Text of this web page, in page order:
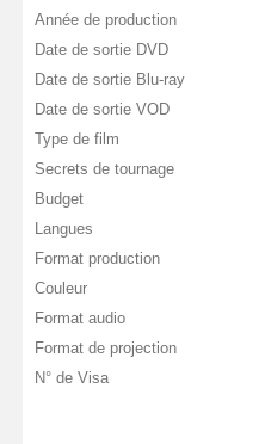
Année de production
Date de sortie DVD
Date de sortie Blu-ray
Date de sortie VOD
Type de film
Secrets de tournage
Budget
Langues
Format production
Couleur
Format audio
Format de projection
N° de Visa